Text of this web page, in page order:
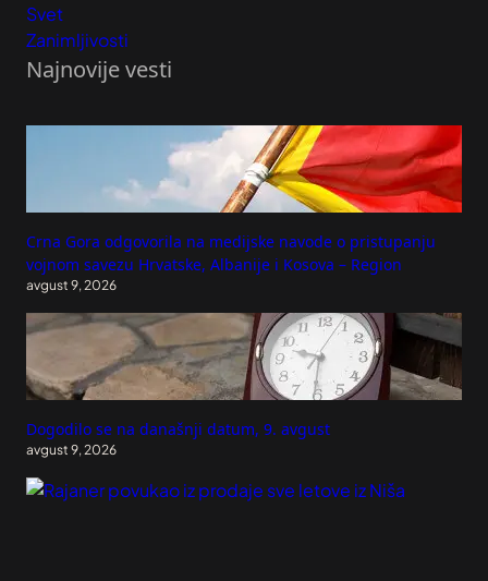
Svet
Zanimljivosti
Najnovije vesti
Crna Gora odgovorila na medijske navode o pristupanju
vojnom savezu Hrvatske, Albanije i Kosova – Region
avgust 9, 2026
Dogodilo se na današnji datum, 9. avgust
avgust 9, 2026